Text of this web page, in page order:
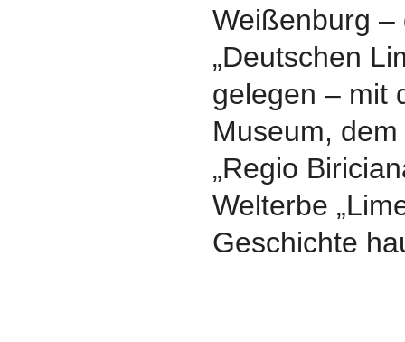
Weißenburg –
„Deutschen
gelegen – mit
Museum,
„Regio
Welterbe
Geschichte